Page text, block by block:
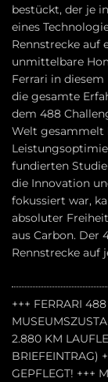
bestückt, der je
eines
Rennstrecke auf
unmittelbare
Ferrari in
die gesamte
dem 488
Welt gesammelt
fundierten
die Innovation
fokussiert war,
absoluter
aus Carbon. Der
Rennstrecke auf
+++ FERRARI
2.880 KM
BRIEFEINTRAG)
GEPFLEGT! +++